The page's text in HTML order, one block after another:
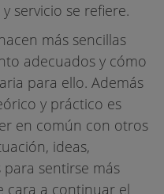
servicio se refiere.
más sencillas
adecuados y cómo
para ello. Además
y práctico es
en común con otros
ideas,
sentirse más
cara a continuar el